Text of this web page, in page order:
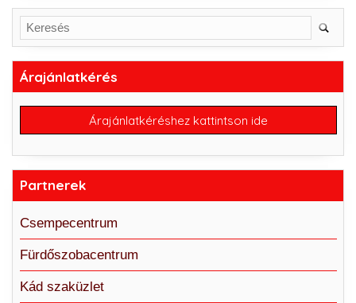
Árajánlatkérés
Árajánlatkéréshez kattintson ide
Partnerek
Csempecentrum
Fürdőszobacentrum
Kád szaküzlet